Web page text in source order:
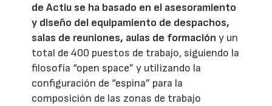
de Actiu se ha basado en el asesoramiento
y diseño del equipamiento de despachos,
salas de reuniones, aulas de formación y un
total de 400 puestos de trabajo, siguiendo la
filosofía “open space” y utilizando la
configuración de “espina” para la
composición de las zonas de trabajo